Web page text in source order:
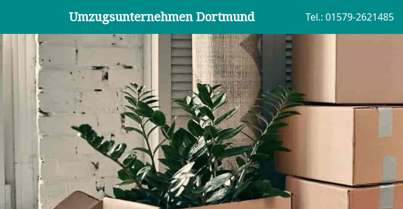
Umzugsunternehmen Dortmund Tel.: 01579-2621485